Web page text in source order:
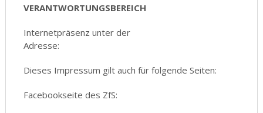
VERANTWORTUNGSBEREICH
Internetpräsenz unter der
Adresse:
Dieses Impressum gilt auch für folgende Seiten:
Facebookseite des ZfS: